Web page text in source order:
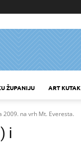
ŽUPANIJU ART KUTAK
2009. na vrh Mt. Everesta.
i